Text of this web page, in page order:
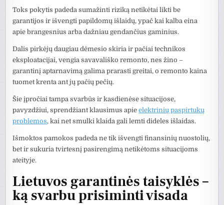
Toks pokytis padeda sumažinti riziką netikėtai likti be
garantijos ir išvengti papildomų išlaidų, ypač kai kalba eina
apie brangesnius arba dažniau gendančius gaminius.
Dalis pirkėjų daugiau dėmesio skiria ir pačiai technikos
eksploatacijai, vengia savavališko remonto, nes žino –
garantinį aptarnavimą galima prarasti greitai, o remonto kaina
tuomet krenta ant jų pačių pečių.
Šie įpročiai tampa svarbūs ir kasdienėse situacijose,
pavyzdžiui, sprendžiant klausimus apieelektrinių paspirtukų
problemos, kai net smulki klaida gali lemti dideles išlaidas.
Išmoktos pamokos padeda ne tik išvengti finansinių nuostolių,
bet ir sukuria tvirtesnį pasirengimą netikėtoms situacijoms
ateityje.
Lietuvos garantinės taisyklės –
ką svarbu prisiminti visada